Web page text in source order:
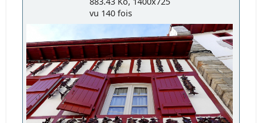
vu 140 fois